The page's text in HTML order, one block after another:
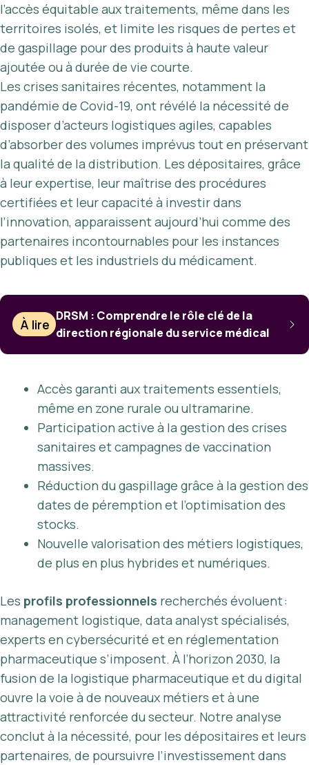
l’accès équitable aux traitements, même dans les
territoires isolés, et limite les risques de pertes et
de gaspillage pour des produits à haute valeur
ajoutée ou à durée de vie courte.
Les crises sanitaires récentes, notamment la
pandémie de Covid-19, ont révélé la nécessité de
disposer d’acteurs logistiques agiles, capables
d’absorber des volumes imprévus tout en préservant
la qualité de la distribution. Les dépositaires, grâce
à leur expertise, leur maîtrise des procédures
certifiées et leur capacité à investir dans
l’innovation, apparaissent aujourd’hui comme des
partenaires incontournables pour les instances
publiques et les industriels du médicament.
À lire
DRSM : Comprendre le rôle clé de la
direction régionale du service médical
Accès garanti aux traitements essentiels,
même en zone rurale ou ultramarine.
Participation active à la gestion des crises
sanitaires et campagnes de vaccination
massives.
Réduction du gaspillage grâce à la gestion des
dates de péremption et l’optimisation des
stocks.
Nouvelle valorisation des métiers logistiques,
de plus en plus hybrides et numériques.
Les profils professionnels recherchés évoluent :
management logistique, data analyst spécialisés,
experts en cybersécurité et en réglementation
pharmaceutique s’imposent. À l’horizon 2030, la
fusion de la logistique pharmaceutique et du digital
ouvre la voie à de nouveaux métiers et à une
attractivité renforcée du secteur. Notre analyse
conclut à la nécessité, pour les dépositaires et leurs
partenaires, de poursuivre l’investissement dans